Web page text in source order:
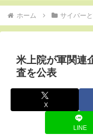
ホーム サイバー
米上院が軍関連
査を公表
X
LINE